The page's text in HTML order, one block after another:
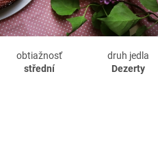
obtiažnosť
střední
druh jedla
Dezerty